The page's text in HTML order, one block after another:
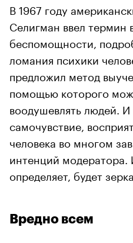
В 1967 году
Селигман ввел термин
беспомощности,
ломания психики
предложил метод
помощью которого
воодушевлять людей.
самочувствие,
человека во многом
интенций
определяет, будет
Вредно всем